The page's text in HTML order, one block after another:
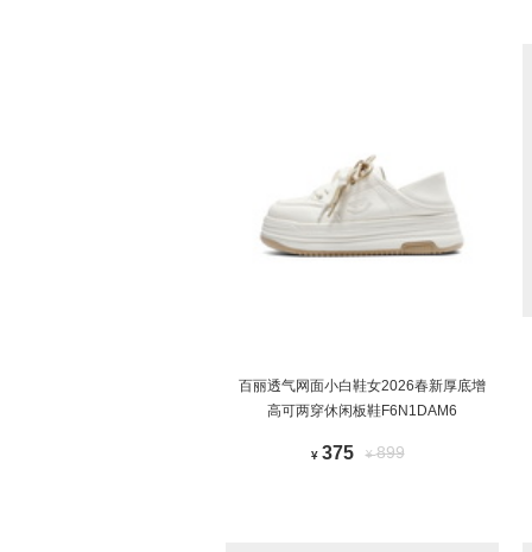
百丽透气网面小白鞋女2026春新厚底增
高可两穿休闲板鞋F6N1DAM6
¥ 375 ¥899